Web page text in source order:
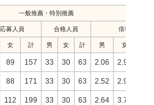
一般推薦・特別推薦
応募人員 合格人員 倍率
女 計 男 女 計 男 女
89 157 33 30 63 2.06 2.97
88 171 33 30 63 2.52 2.93
112 199 33 30 63 2.64 3.73